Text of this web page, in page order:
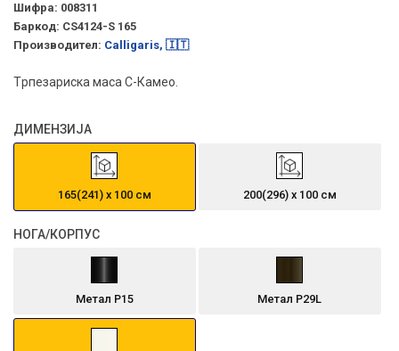
Шифра: 008311
Баркод: CS4124-S 165
Производител: Calligaris, 🇮🇹
Tрпезариска маса С-Камео.
ДИМЕНЗИЈА
165(241) х 100 см 200(296) х 100 см
НОГА/КОРПУС
Метал P15 Метал P29L